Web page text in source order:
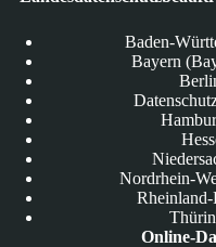
Baden-
Bayern
Nordrhein-
Online-